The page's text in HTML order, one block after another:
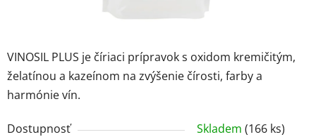
VINOSIL PLUS je číriaci prípravok s oxidom kremičitým,
želatínou a kazeínom na zvýšenie čírosti, farby a
harmónie vín.
Dostupnosť Skladem (166 ks)